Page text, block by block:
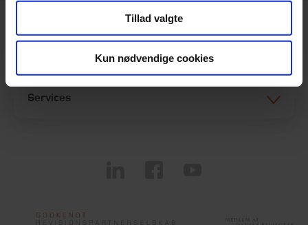
Tillad valgte
Kun nødvendige cookies
Genveje
Services